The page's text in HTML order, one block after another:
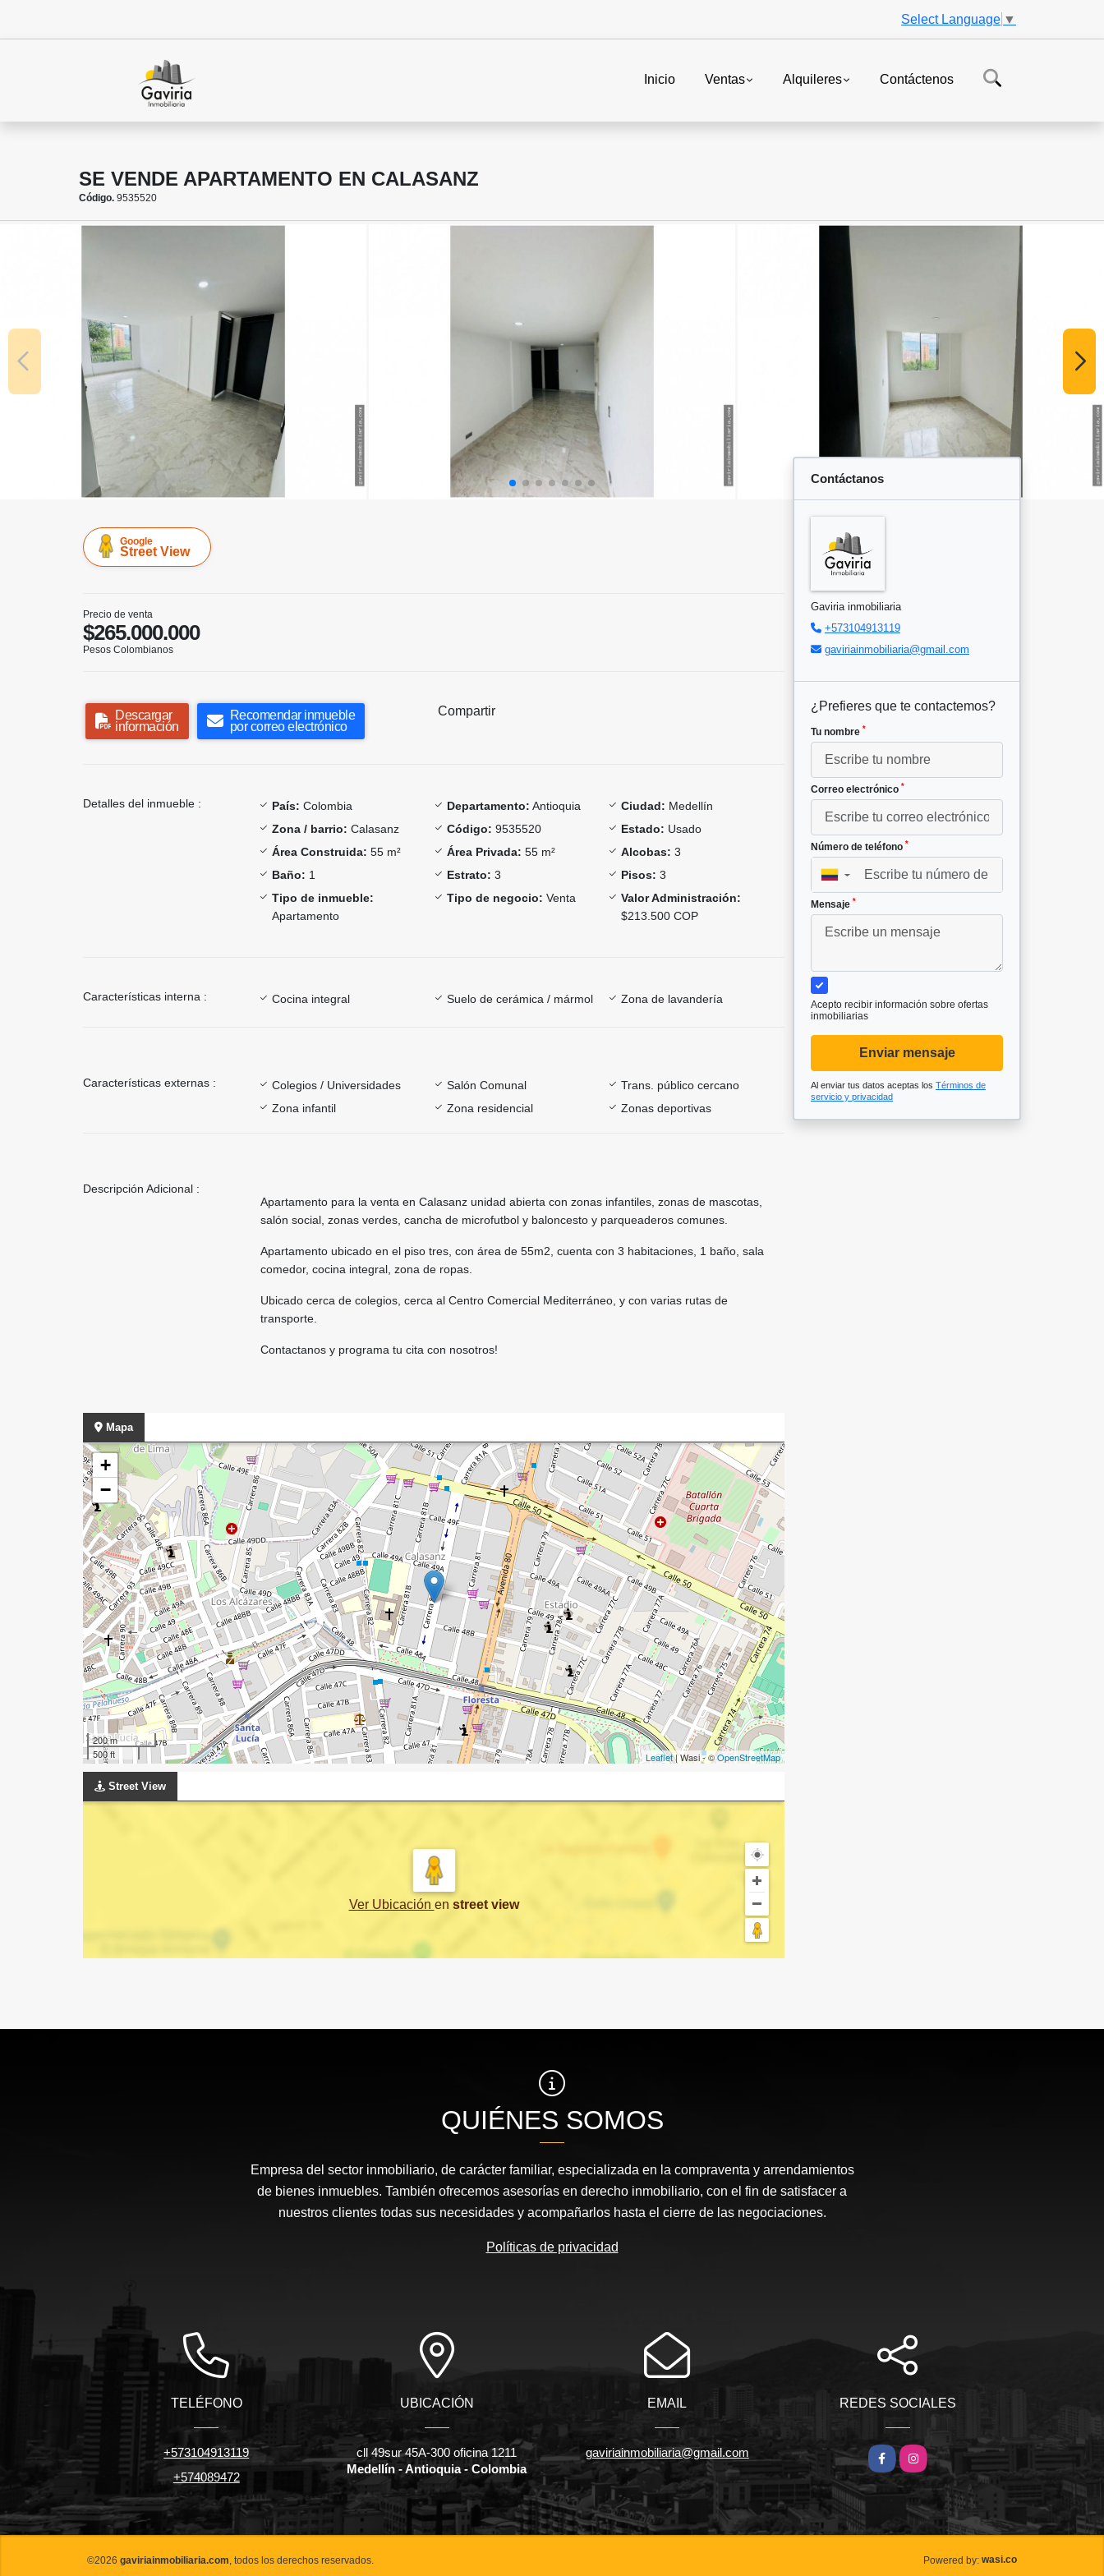
Select Language ▼
Inicio Ventas Alquileres Contáctenos
SE VENDE APARTAMENTO EN CALASANZ
Código. 9535520
Google
Street View
Precio de venta
$265.000.000
Pesos Colombianos
Descargar
información
Recomendar inmueble
por correo electrónico
Compartir
Detalles del inmueble : País: Colombia Departamento: Antioquia Ciudad: Medellín
Zona / barrio: Calasanz Código: 9535520 Estado: Usado
Área Construida: 55 m² Área Privada: 55 m² Alcobas: 3
Baño: 1 Estrato: 3 Pisos: 3
Tipo de inmueble:
Apartamento
Tipo de negocio: Venta
Valor Administración:
$213.500 COP
Características interna : Cocina integral Suelo de cerámica / mármol Zona de lavandería
Características externas : Colegios / Universidades Salón Comunal
Trans. público cercano
Zona infantil
Zona residencial Zonas deportivas
Descripción Adicional :
Apartamento para la venta en Calasanz unidad abierta con zonas infantiles, zonas de mascotas,
salón social, zonas verdes, cancha de microfutbol y baloncesto y parqueaderos comunes.
Apartamento ubicado en el piso tres, con área de 55m2, cuenta con 3 habitaciones, 1 baño, sala
comedor, cocina integral, zona de ropas.
Ubicado cerca de colegios, cerca al Centro Comercial Mediterráneo, y con varias rutas de
transporte.
Contactanos y programa tu cita con nosotros!
Mapa
+
−
200 m
500 ft
Leaflet| Wasi - ©OpenStreetMap
Street View
Ver Ubicación en street view
Contáctanos
Gaviria inmobiliaria
+573104913119
gaviriainmobiliaria@gmail.com
¿Prefieres que te contactemos?
Tu nombre *
Correo electrónico *
Número de teléfono *
▼
Mensaje *
Acepto recibir información sobre ofertas
inmobiliarias
Enviar mensaje
Al enviar tus datos aceptas los Términos de
servicio y privacidad
QUIÉNES SOMOS
Empresa del sector inmobiliario, de carácter familiar, especializada en la compraventa y arrendamientos
de bienes inmuebles. También ofrecemos asesorías en derecho inmobiliario, con el fin de satisfacer a
nuestros clientes todas sus necesidades y acompañarlos hasta el cierre de las negociaciones.
Políticas de privacidad
TELÉFONO
+573104913119
+574089472
UBICACIÓN
cll 49sur 45A-300 oficina 1211
Medellín - Antioquia - Colombia
EMAIL
gaviriainmobiliaria@gmail.com
REDES SOCIALES
Facebook
Instagram
©2026 gaviriainmobiliaria.com , todos los derechos reservados. Powered by: wasi.co